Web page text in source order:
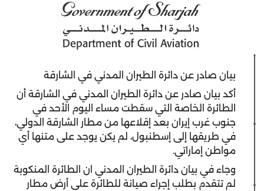
بيان صادر عن دائرة الطيران المدني في الشارقة
أكد بيان صادر عن دائرة الطيران المدني في الشارقة أن
الطائرة الخاصة التي سقطت مساء اليوم الأحد في
جنوب غرب إيران بعد إقلاعها من مطار الشارقة الدولي،
في طريقها إلى إسطنبول، لم يكن يوجد على متنها أي
مواطن إماراتي.
وجاء في بيان دائرة الطيران المدني ان الطائرة المنكوبة
لم تتقدم بطلب إجراء صيانة للطائرة على أرض مطار